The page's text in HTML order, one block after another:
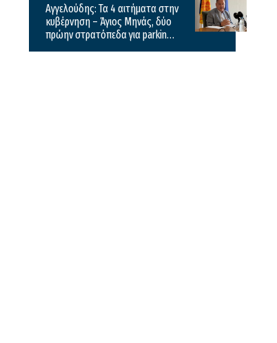
Αγγελούδης: Τα 4 αιτήματα στην
κυβέρνηση – Άγιος Μηνάς, δύο
πρώην στρατόπεδα για parking,